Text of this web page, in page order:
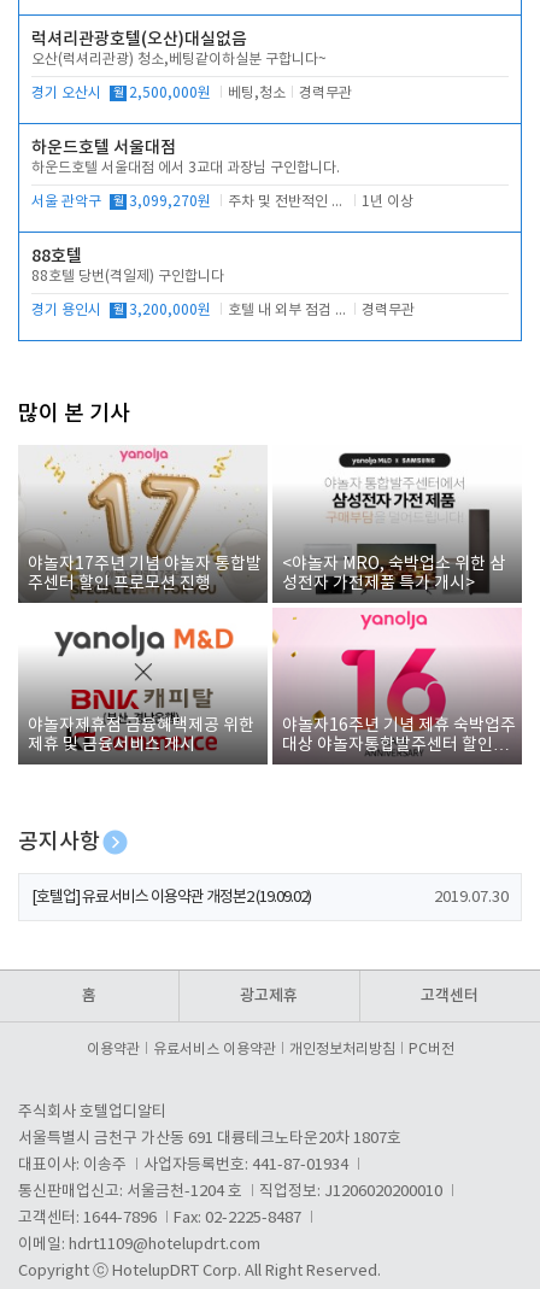
럭셔리관광호텔(오산)대실없음
오산(럭셔리관광) 청소,베팅같이하실분 구합니다~
경기 오산시 월 2,500,000원 베팅,청소 경력무관
하운드호텔 서울대점
하운드호텔 서울대점 에서 3교대 과장님 구인합니다.
서울 관악구 월 3,099,270원 주차 및 전반적인 당번업무 1년 이상
88호텔
88호텔 당번(격일제) 구인합니다
경기 용인시 월 3,200,000원 호텔 내 외부 점검 및 프런트 운영 경력무관
많이 본 기사
야놀자17주년 기념 야놀자 통합발
주센터 할인 프로모션 진행
<야놀자 MRO, 숙박업소 위한 삼
성전자 가전제품 특가 개시>
야놀자제휴점 금융혜택제공 위한
제휴 및 금융서비스 게시
야놀자16주년 기념 제휴 숙박업주
대상 야놀자통합발주센터 할인쿠
폰 증정
공지사항
[호텔업] 개인정보 처리방침 개정본1 (19.09.02)
[호텔업] 유료서비스 이용약관 개정본2 (19.09.02) 2019.07.30
홈 광고제휴 고객센터
이용약관 유료서비스 이용약관 개인정보처리방침 PC버전
주식회사 호텔업디알티
서울특별시 금천구 가산동 691 대륭테크노타운20차 1807호
대표이사: 이송주
사업자등록번호: 441-87-01934
통신판매업신고: 서울금천-1204 호
직업정보: J1206020200010
고객센터: 1644-7896
Fax: 02-2225-8487
이메일: hdrt1109@hotelupdrt.com
Copyright ⓒ HotelupDRT Corp. All Right Reserved.